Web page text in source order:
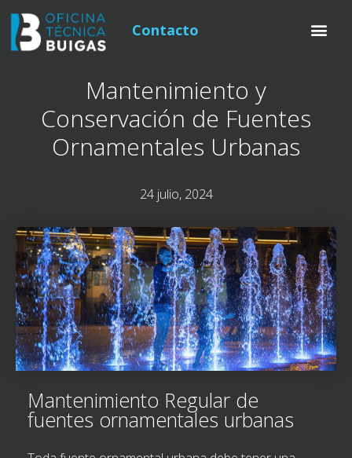
Contacto
Mantenimiento y
Conservación de Fuentes
Ornamentales Urbanas
24 julio, 2024
Mantenimiento Regular de
fuentes ornamentales urbanas